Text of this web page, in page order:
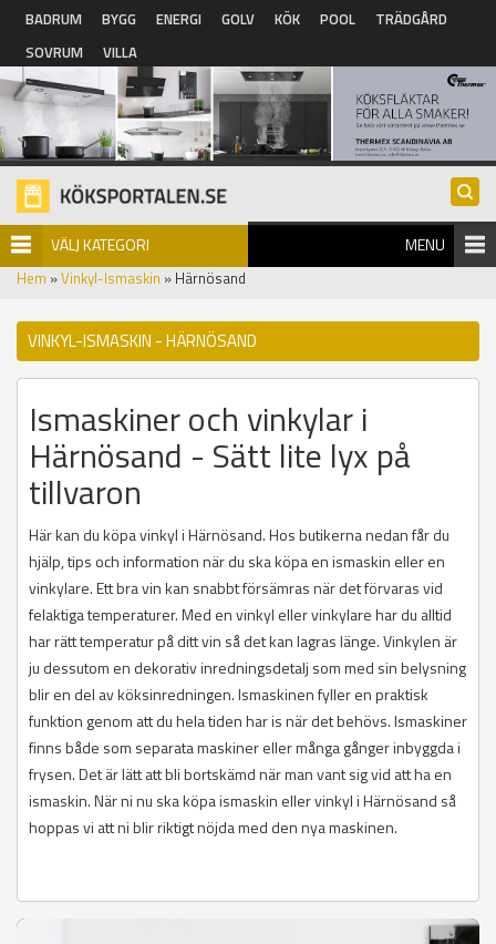
Hoppa till huvudinnehåll
BADRUM BYGG ENERGI GOLV KÖK POOL
TRÄDGÅRD
SOVRUM
VILLA
VÄLJ KATEGORI MENU
Hem »Vinkyl-Ismaskin » Härnösand
VINKYL-ISMASKIN - HÄRNÖSAND
Ismaskiner och vinkylar i
Härnösand - Sätt lite lyx på
tillvaron
Här kan du köpa vinkyl i Härnösand. Hos butikerna nedan får du
hjälp, tips och information när du ska köpa en ismaskin eller en
vinkylare. Ett bra vin kan snabbt försämras när det förvaras vid
felaktiga temperaturer. Med en vinkyl eller vinkylare har du alltid
har rätt temperatur på ditt vin så det kan lagras länge. Vinkylen är
ju dessutom en dekorativ inredningsdetalj som med sin belysning
blir en del av köksinredningen. Ismaskinen fyller en praktisk
funktion genom att du hela tiden har is när det behövs. Ismaskiner
finns både som separata maskiner eller många gånger inbyggda i
frysen. Det är lätt att bli bortskämd när man vant sig vid att ha en
ismaskin. När ni nu ska köpa ismaskin eller vinkyl i Härnösand så
hoppas vi att ni blir riktigt nöjda med den nya maskinen.